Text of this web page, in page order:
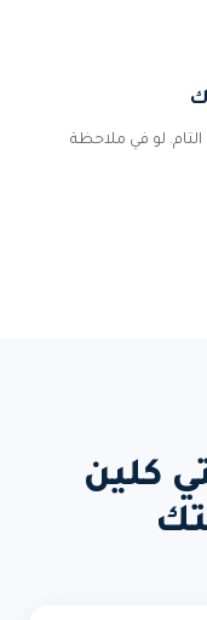
لو في ملاحظة
كلين